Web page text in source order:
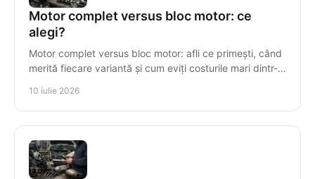
Motor complet versus bloc motor: ce
alegi?
Motor complet versus bloc motor: afli ce primești, când
merită fiecare variantă și cum eviți costurile mari dintr-o
10 iulie 2026